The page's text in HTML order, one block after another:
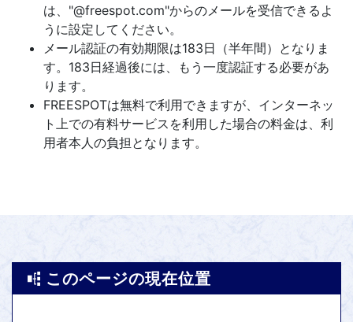
は、"@freespot.com"からのメールを受信できるよ
うに設定してください。
メール認証の有効期限は183日（半年間）となりま
す。183日経過後には、もう一度認証する必要があ
ります。
FREESPOTは無料で利用できますが、インターネッ
ト上での有料サービスを利用した場合の料金は、利
用者本人の負担となります。
このページの現在位置